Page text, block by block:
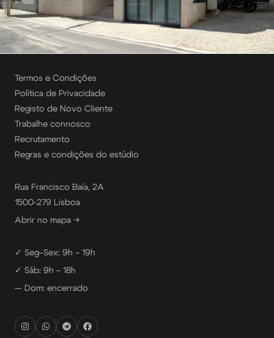
Termos e Condições
Política de Privacidade
Registo de Novo Cliente
Trabalhe connosco
Recrutamento
Regras e condições do estúdio
Rua Francisco Baía, 2A
1500-279 Lisboa
Abrir no mapa →
✓ Seg–Sex: 9h – 19h
✓ Sáb: 9h – 18h
— Dom: encerrado